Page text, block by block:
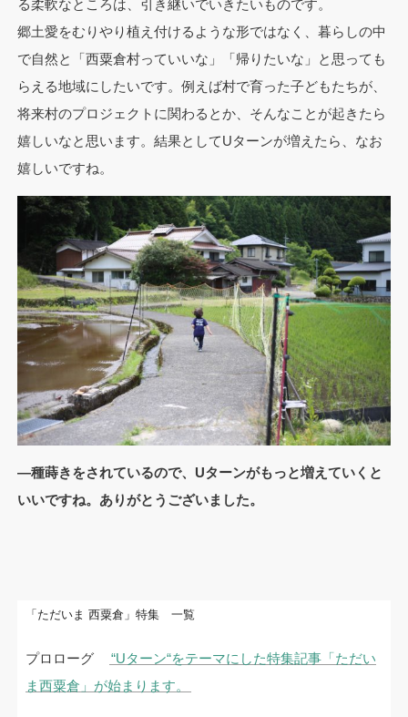
る柔軟なところは、引き継いでいきたいものです。
郷土愛をむりやり植え付けるような形ではなく、暮らしの中
で自然と「西粟倉村っていいな」「帰りたいな」と思っても
らえる地域にしたいです。例えば村で育った子どもたちが、
将来村のプロジェクトに関わるとか、そんなことが起きたら
嬉しいなと思います。結果としてUターンが増えたら、なお
嬉しいですね。
―種蒔きをされているので、Uターンがもっと増えていくと
いいですね。ありがとうございました。
「ただいま 西粟倉」特集 一覧
プロローグ
“Uターン“をテーマにした特集記事「ただい
ま西粟倉」が始まります。